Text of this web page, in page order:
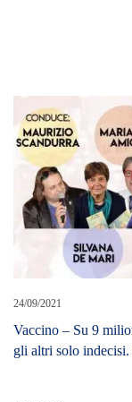
24/09/2021
Vaccino – Su 9
gli altri solo